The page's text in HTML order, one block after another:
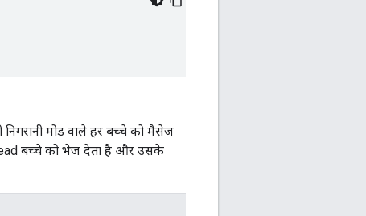
निगरानी मोड वाले हर बच्चे को मैसेज
बच्चे को भेज देता है और उसके